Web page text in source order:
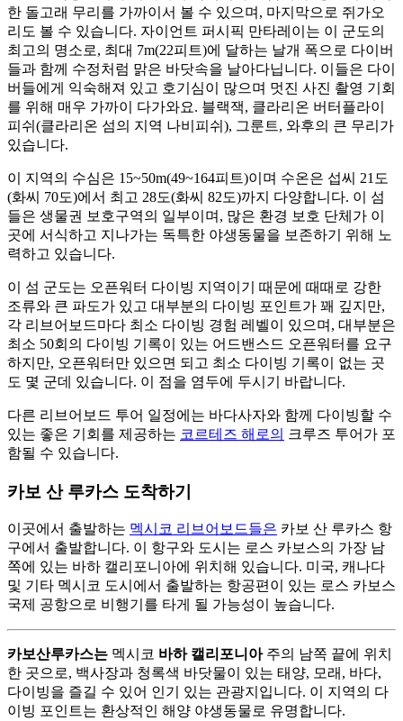
한 돌고래 무리를 가까이서 볼 수 있으며, 마지막으로 쥐가오
리도 볼 수 있습니다. 자이언트 퍼시픽 만타레이는 이 군도의
최고의 명소로, 최대 7m(22피트)에 달하는 날개 폭으로 다이버
들과 함께 수정처럼 맑은 바닷속을 날아다닙니다. 이들은 다이
버들에게 익숙해져 있고 호기심이 많으며 멋진 사진 촬영 기회
를 위해 매우 가까이 다가와요. 블랙잭, 클라리온 버터플라이
피쉬(클라리온 섬의 지역 나비피쉬), 그룬트, 와후의 큰 무리가
있습니다.
이 지역의 수심은 15~50m(49~164피트)이며 수온은 섭씨 21도
(화씨 70도)에서 최고 28도(화씨 82도)까지 다양합니다. 이 섬
들은 생물권 보호구역의 일부이며, 많은 환경 보호 단체가 이
곳에 서식하고 지나가는 독특한 야생동물을 보존하기 위해 노
력하고 있습니다.
이 섬 군도는 오픈워터 다이빙 지역이기 때문에 때때로 강한
조류와 큰 파도가 있고 대부분의 다이빙 포인트가 꽤 깊지만,
각 리브어보드마다 최소 다이빙 경험 레벨이 있으며, 대부분은
최소 50회의 다이빙 기록이 있는 어드밴스드 오픈워터를 요구
하지만, 오픈워터만 있으면 되고 최소 다이빙 기록이 없는 곳
도 몇 군데 있습니다. 이 점을 염두에 두시기 바랍니다.
다른 리브어보드 투어 일정에는 바다사자와 함께 다이빙할 수
있는 좋은 기회를 제공하는 코르테즈 해로의 크루즈 투어가 포
함될 수 있습니다.
카보 산 루카스 도착하기
이곳에서 출발하는 멕시코 리브어보드들은 카보 산 루카스 항
구에서 출발합니다. 이 항구와 도시는 로스 카보스의 가장 남
쪽에 있는 바하 캘리포니아에 위치해 있습니다. 미국, 캐나다
및 기타 멕시코 도시에서 출발하는 항공편이 있는 로스 카보스
국제 공항으로 비행기를 타게 될 가능성이 높습니다.
카보산루카스는 멕시코 바하 캘리포니아주의 남쪽 끝에 위치
한 곳으로, 백사장과 청록색 바닷물이 있는 태양, 모래, 바다,
다이빙을 즐길 수 있어 인기 있는 관광지입니다. 이 지역의 다
이빙 포인트는 환상적인 해양 야생동물로 유명합니다.